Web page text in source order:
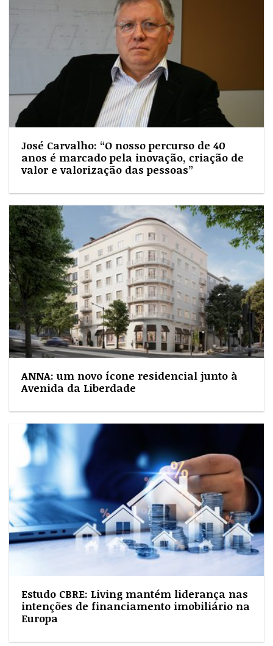
José Carvalho: “O nosso percurso de 40
anos é marcado pela inovação, criação de
valor e valorização das pessoas”
ANNA: um novo ícone residencial junto à
Avenida da Liberdade
Estudo CBRE: Living mantém liderança nas
intenções de financiamento imobiliário na
Europa